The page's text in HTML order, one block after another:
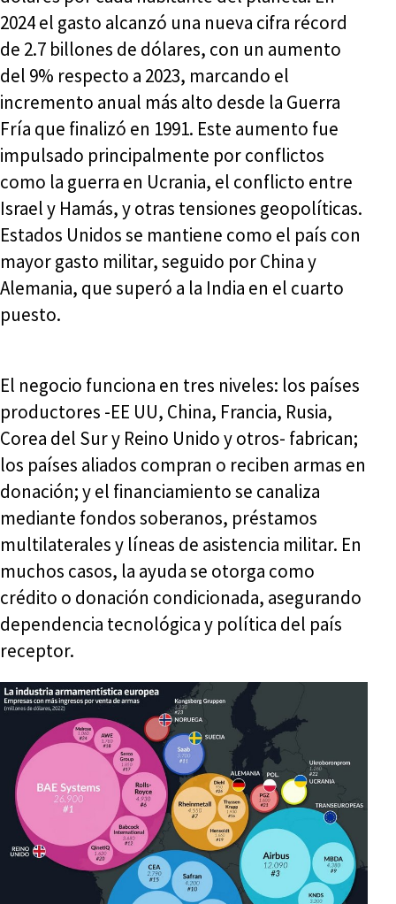
2024 el gasto alcanzó una nueva cifra récord
de 2.7 billones de dólares, con un aumento
del 9% respecto a 2023, marcando el
incremento anual más alto desde la Guerra
Fría que finalizó en 1991. Este aumento fue
impulsado principalmente por conflictos
como la guerra en Ucrania, el conflicto entre
Israel y Hamás, y otras tensiones geopolíticas.
Estados Unidos se mantiene como el país con
mayor gasto militar, seguido por China y
Alemania, que superó a la India en el cuarto
puesto.
El negocio funciona en tres niveles: los países
productores -EE UU, China, Francia, Rusia,
Corea del Sur y Reino Unido y otros- fabrican;
los países aliados compran o reciben armas en
donación; y el financiamiento se canaliza
mediante fondos soberanos, préstamos
multilaterales y líneas de asistencia militar. En
muchos casos, la ayuda se otorga como
crédito o donación condicionada, asegurando
dependencia tecnológica y política del país
receptor.